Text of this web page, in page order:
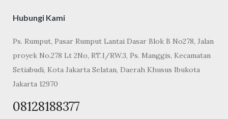
Hubungi Kami
Ps. Rumput, Pasar Rumput Lantai Dasar Blok B No278, Jalan
proyek No.278 Lt 2No, RT.1/RW.3, Ps. Manggis, Kecamatan
Setiabudi, Kota Jakarta Selatan, Daerah Khusus Ibukota
Jakarta 12970
08128188377